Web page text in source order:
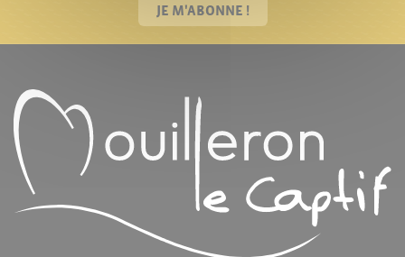
JE M'ABONNE !